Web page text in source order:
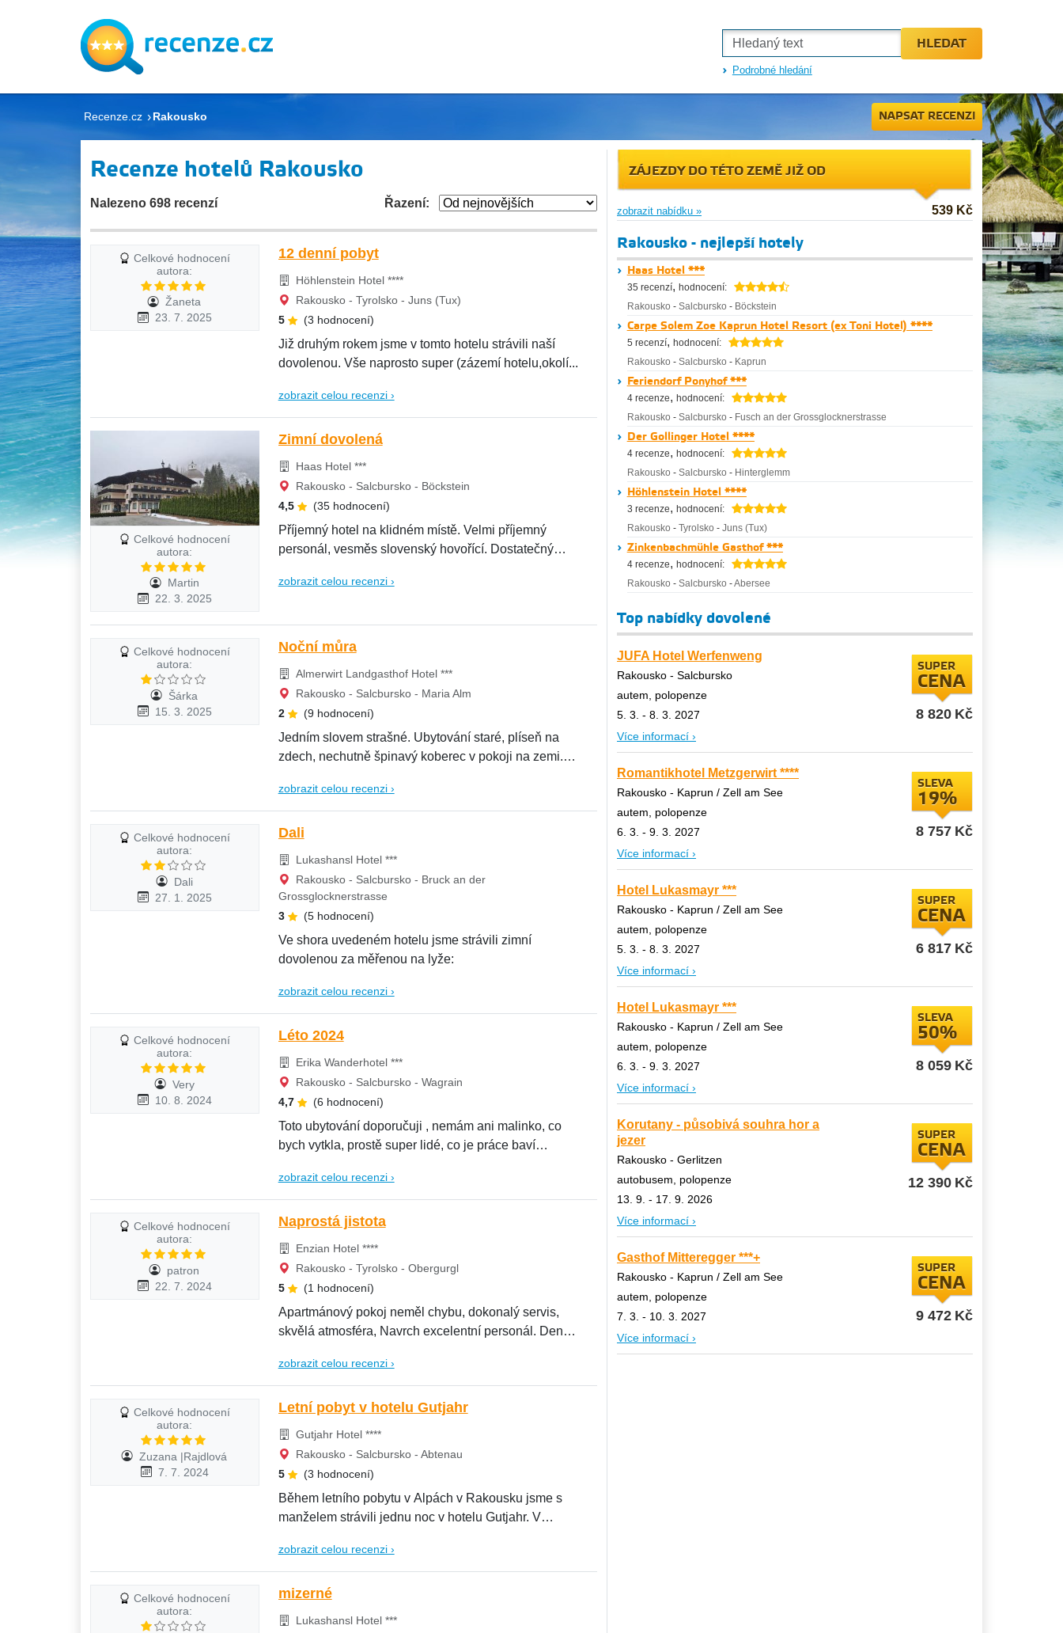
HLEDAT
Podrobné hledání
Recenze.cz Rakousko NAPSAT RECENZI
Recenze hotelů Rakousko
Nalezeno 698 recenzí Řazení:
Celkové hodnocení
autora:
Žaneta
23. 7. 2025
12 denní pobyt
Höhlenstein Hotel ****
Rakousko - Tyrolsko - Juns (Tux)
5
(3 hodnocení)
Již druhým rokem jsme v tomto hotelu strávili naší
dovolenou. Vše naprosto super (zázemí hotelu,okolí...
zobrazit celou recenzi ›
Celkové hodnocení
autora:
Martin
22. 3. 2025
Zimní dovolená
Haas Hotel ***
Rakousko - Salcbursko - Böckstein
4,5
(35 hodnocení)
Příjemný hotel na klidném místě. Velmi příjemný
personál, vesměs slovenský hovořící. Dostatečný
zobrazit celou recenzi ›
Celkové hodnocení
autora:
Šárka
15. 3. 2025
Noční můra
Almerwirt Landgasthof Hotel ***
Rakousko - Salcbursko - Maria Alm
2
(9 hodnocení)
Jedním slovem strašné. Ubytování staré, plíseň na
zdech, nechutně špinavý koberec v pokoji na zemi.
zobrazit celou recenzi ›
Celkové hodnocení
autora:
Dali
27. 1. 2025
Dali
Lukashansl Hotel ***
Rakousko - Salcbursko - Bruck an der
Grossglocknerstrasse
3
(5 hodnocení)
Ve shora uvedeném hotelu jsme strávili zimní
dovolenou za měřenou na lyže:
zobrazit celou recenzi ›
Celkové hodnocení
autora:
Very
10. 8. 2024
Léto 2024
Erika Wanderhotel ***
Rakousko - Salcbursko - Wagrain
4,7
(6 hodnocení)
Toto ubytování doporučuji , nemám ani malinko, co
bych vytkla, prostě super lidé, co je práce baví
zobrazit celou recenzi ›
Celkové hodnocení
autora:
patron
22. 7. 2024
Naprostá jistota
Enzian Hotel ****
Rakousko - Tyrolsko - Obergurgl
5
(1 hodnocení)
Apartmánový pokoj neměl chybu, dokonalý servis,
skvělá atmosféra, Navrch excelentní personál. Denně
zobrazit celou recenzi ›
Celkové hodnocení
autora:
Zuzana |Rajdlová
7. 7. 2024
Letní pobyt v hotelu Gutjahr
Gutjahr Hotel ****
Rakousko - Salcbursko - Abtenau
5
(3 hodnocení)
Během letního pobytu v Alpách v Rakousku jsme s
manželem strávili jednu noc v hotelu Gutjahr. V
zobrazit celou recenzi ›
Celkové hodnocení
autora:
mizerné
Lukashansl Hotel ***
ZÁJEZDY DO TÉTO ZEMĚ JIŽ OD
zobrazit nabídku » 539 Kč
Rakousko - nejlepší hotely
Haas Hotel ***
35 recenzí, hodnocení:
Rakousko - Salcbursko - Böckstein
Carpe Solem Zoe Kaprun Hotel Resort (ex Toni Hotel) ****
5 recenzí, hodnocení:
Rakousko - Salcbursko - Kaprun
Feriendorf Ponyhof ***
4 recenze, hodnocení:
Rakousko - Salcbursko - Fusch an der Grossglocknerstrasse
Der Gollinger Hotel ****
4 recenze, hodnocení:
Rakousko - Salcbursko - Hinterglemm
Höhlenstein Hotel ****
3 recenze, hodnocení:
Rakousko - Tyrolsko - Juns (Tux)
Zinkenbachmühle Gasthof ***
4 recenze, hodnocení:
Rakousko - Salcbursko -Abersee
Top nabídky dovolené
JUFA Hotel Werfenweng
Rakousko - Salcbursko
autem, polopenze
5. 3. - 8. 3. 2027
Více informací ›
SUPER
CENA
8 820 Kč
Romantikhotel Metzgerwirt ****
Rakousko - Kaprun / Zell am See
autem, polopenze
6. 3. - 9. 3. 2027
Více informací ›
SLEVA
19%
8 757 Kč
Hotel Lukasmayr ***
Rakousko - Kaprun / Zell am See
autem, polopenze
5. 3. - 8. 3. 2027
Více informací ›
SUPER
CENA
6 817 Kč
Hotel Lukasmayr ***
Rakousko - Kaprun / Zell am See
autem, polopenze
6. 3. - 9. 3. 2027
Více informací ›
SLEVA
50%
8 059 Kč
Korutany - působivá souhra hor a
jezer
Rakousko - Gerlitzen
autobusem, polopenze
13. 9. - 17. 9. 2026
Více informací ›
SUPER
CENA
12 390 Kč
Gasthof Mitteregger ***+
Rakousko - Kaprun / Zell am See
autem, polopenze
7. 3. - 10. 3. 2027
Více informací ›
SUPER
CENA
9 472 Kč